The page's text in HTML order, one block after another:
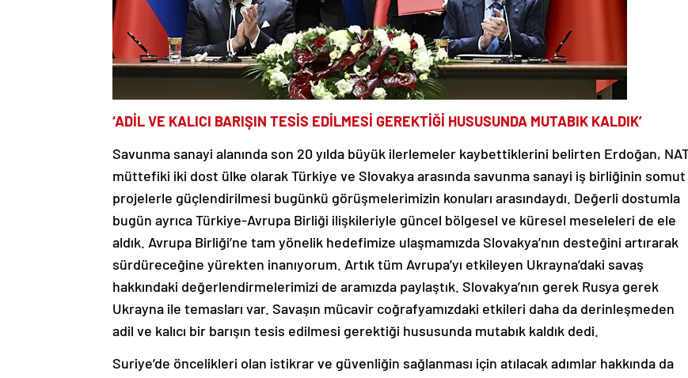
‘ADİL VE KALICI BARIŞIN TESİS EDİLMESİ GEREKTİĞİ HUSUSUNDA MUTABIK KALDIK’
Savunma sanayi alanında son 20 yılda büyük ilerlemeler kaybettiklerini belirten Erdoğan,
müttefiki iki dost ülke olarak Türkiye ve Slovakya arasında savunma sanayi iş birliğinin somut
projelerle güçlendirilmesi bugünkü görüşmelerimizin konuları arasındaydı. Değerli dostumla
bugün ayrıca Türkiye-Avrupa Birliği ilişkileriyle güncel bölgesel ve küresel meseleleri de ele
aldık. Avrupa Birliği’ne tam yönelik hedefimize ulaşmamızda Slovakya’nın desteğini artırarak
sürdüreceğine yürekten inanıyorum. Artık tüm Avrupa’yı etkileyen Ukrayna’daki savaş
hakkındaki değerlendirmelerimizi de aramızda paylaştık. Slovakya’nın gerek Rusya gerek
Ukrayna ile temasları var. Savaşın mücavir coğrafyamızdaki etkileri daha da derinleşmeden
adil ve kalıcı bir barışın tesis edilmesi gerektiği hususunda mutabık kaldık dedi.
Suriye’de öncelikleri olan istikrar ve güvenliğin sağlanması için atılacak adımlar hakkında da